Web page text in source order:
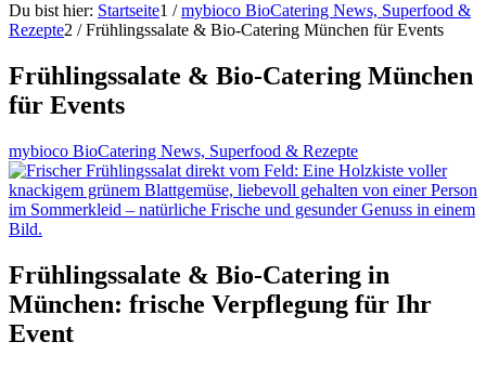
Du bist hier: Startseite1 / mybioco BioCatering News, Superfood &
Rezepte2 / Frühlingssalate & Bio-Catering München für Events
Frühlingssalate & Bio-Catering München
für Events
mybioco BioCatering News, Superfood & Rezepte
Frühlingssalate & Bio-Catering in
München: frische Verpflegung für Ihr
Event